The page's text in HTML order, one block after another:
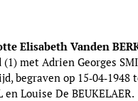
Elisabeth Vanden
(1) met Adrien Georges
begraven op
Louise De BEUKELAER.